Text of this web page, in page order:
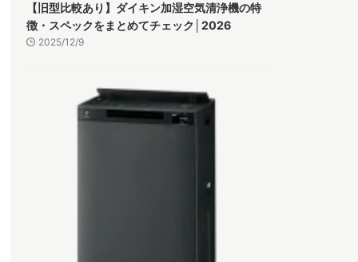
【旧型比較あり】ダイキン加湿空気清浄機の特
徴・スペックをまとめてチェック│2026
2025/12/9